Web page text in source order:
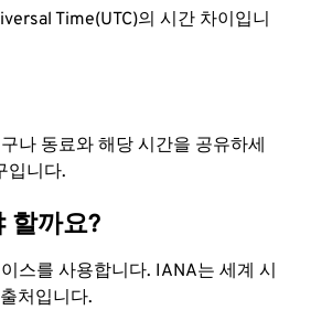
Time(UTC)의 시간 차이입니
나 동료와 해당 시간을 공유하세
입니다.
할까요?
스를 사용합니다. IANA는 세계 시
처입니다.